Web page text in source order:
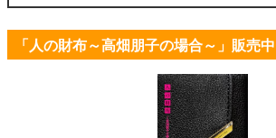
「人の財布～高畑朋子の場合～」販売中